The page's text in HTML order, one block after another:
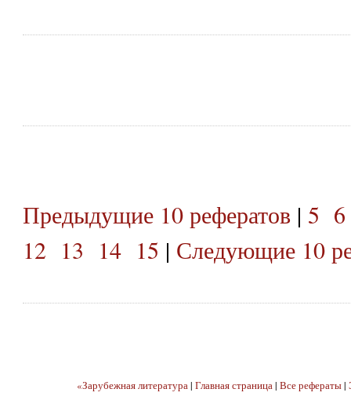
Предыдущие 10 рефератов | 5 6
12 13 14 15 | Следующие 10
«Зарубежная литература| Главная страница| Все рефераты|